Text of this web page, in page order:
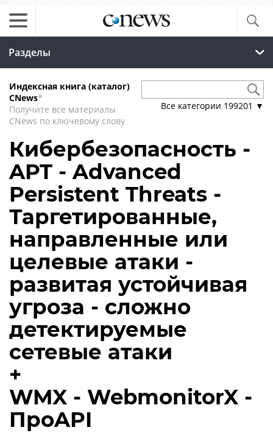
Разделы
Индексная книга (каталог)
CNews*
Получите все материалы
CNews по ключевому слову
Все категории 199201 ▼
Кибербезопасность -
APT - Advanced
Persistent Threats -
Таргетированные,
направленные или
целевые атаки -
развитая устойчивая
угроза - сложно
детектируемые
сетевые атаки
+
WMX - WebmonitorX -
ПроAPI